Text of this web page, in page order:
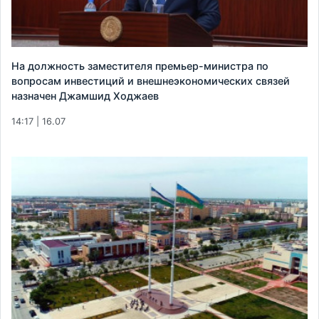
На должность заместителя премьер-министра по
вопросам инвестиций и внешнеэкономических связей
назначен Джамшид Ходжаев
14:17 | 16.07